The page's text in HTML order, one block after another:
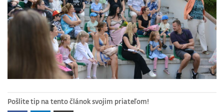
Pošlite tip na tento článok svojim priateľom!